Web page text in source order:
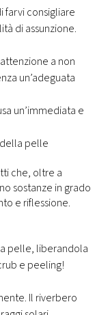
farvi consigliare
di assunzione.
a non
un’adeguata
un’immediata e
pelle
che, oltre a
sostanze in grado
e riflessione.
pelle, liberandola
e peeling!
Il riverbero